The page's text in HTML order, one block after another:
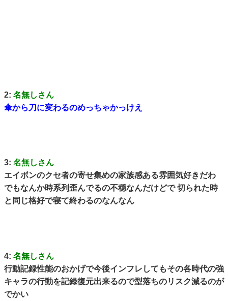
2: 名無しさん
傘から刀に変わるのめっちゃかっけえ
3: 名無しさん
エイボンのクセ者の寄せ集めの家族感ある雰囲気好きだわ
でもなんか時系列歪んでるの不穏なんだけどで 切られた時
と同じ格好で寝て終わるのなんなん
4: 名無しさん
行動記録性能のおかげで今後インフレしてもその各時代の強
キャラの行動を記録復元出来るので型落ちのリスク減るのが
でかい